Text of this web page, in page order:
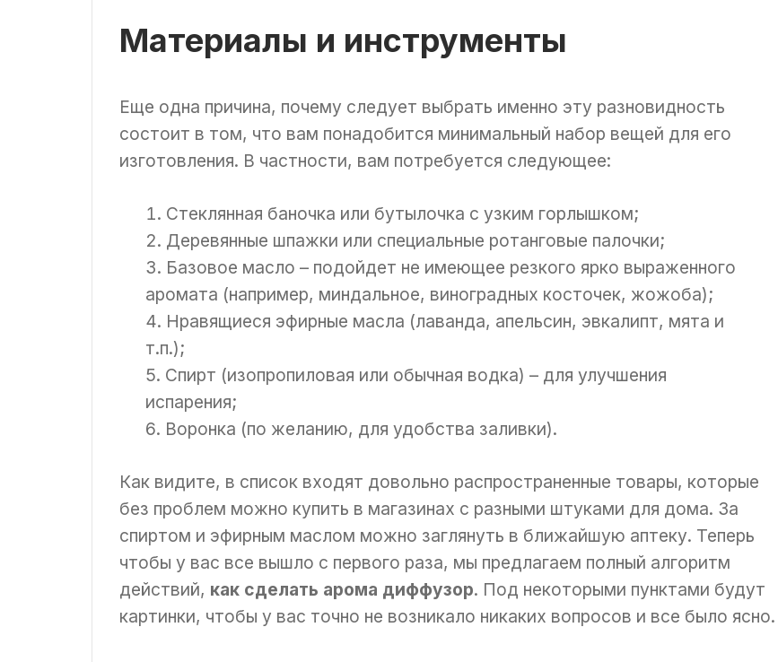
Материалы и инструменты
Еще одна причина, почему следует выбрать именно эту разновидность
состоит в том, что вам понадобится минимальный набор вещей для его
изготовления. В частности, вам потребуется следующее:
Стеклянная баночка или бутылочка с узким горлышком;
Деревянные шпажки или специальные ротанговые палочки;
Базовое масло – подойдет не имеющее резкого ярко выраженного
аромата (например, миндальное, виноградных косточек, жожоба);
Нравящиеся эфирные масла (лаванда, апельсин, эвкалипт, мята и
т.п.);
Спирт (изопропиловая или обычная водка) – для улучшения
испарения;
Воронка (по желанию, для удобства заливки).
Как видите, в список входят довольно распространенные товары, которые
без проблем можно купить в магазинах с разными штуками для дома. За
спиртом и эфирным маслом можно заглянуть в ближайшую аптеку. Теперь
чтобы у вас все вышло с первого раза, мы предлагаем полный алгоритм
действий, как сделать арома диффузор. Под некоторыми пунктами будут
картинки, чтобы у вас точно не возникало никаких вопросов и все было ясно.